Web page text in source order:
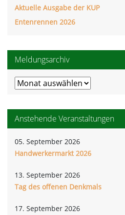
Aktuelle Ausgabe der KUP
Entenrennen 2026
Meldungsarchiv
Meldungsarchiv
Anstehende Veranstaltungen
05. September 2026
Handwerkermarkt 2026
13. September 2026
Tag des offenen Denkmals
17. September 2026